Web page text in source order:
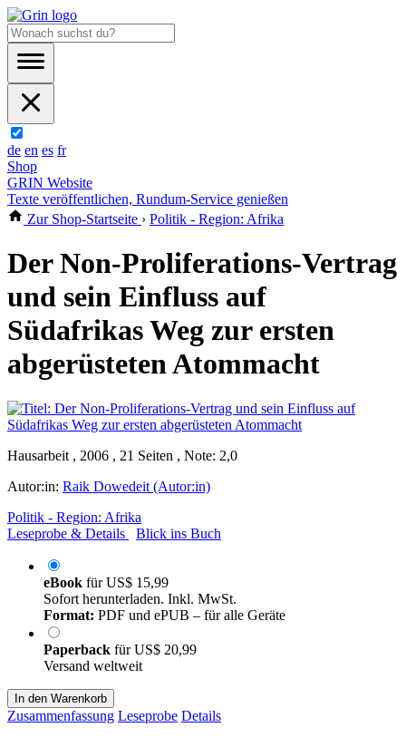
de en es fr
Shop
GRIN Website
Texte veröffentlichen, Rundum-Service genießen
Zur Shop-Startseite › Politik - Region: Afrika
Der Non-Proliferations-Vertrag
und sein Einfluss auf
Südafrikas Weg zur ersten
abgerüsteten Atommacht
Hausarbeit , 2006 , 21 Seiten , Note: 2,0
Autor:in: Raik Dowedeit (Autor:in)
Politik - Region: Afrika
Leseprobe & Details
Blick ins Buch
eBook fürUS$ 15,99
Sofort herunterladen. Inkl. MwSt.
Format: PDF und ePUB – für alle Geräte
Paperback fürUS$ 20,99
Versand weltweit
In den Warenkorb
Zusammenfassung Leseprobe Details